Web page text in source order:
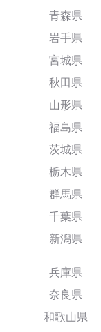
青森県
岩手県
宮城県
秋田県
山形県
福島県
茨城県
栃木県
群馬県
千葉県
新潟県
兵庫県
奈良県
和歌山県